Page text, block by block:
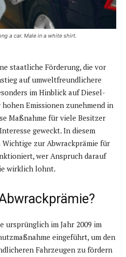
a car. Male in a white shirt.
staatliche Förderung, die vor
auf umweltfreundlichere
im Hinblick auf Diesel-
Emissionen zunehmend in
Maßnahme für viele Besitzer
geweckt. In diesem
zur Abwrackprämie für
wer Anspruch darauf
wirklich lohnt.
ursprünglich im Jahr 2009 im
eingeführt, um den
Fahrzeugen zu fördern